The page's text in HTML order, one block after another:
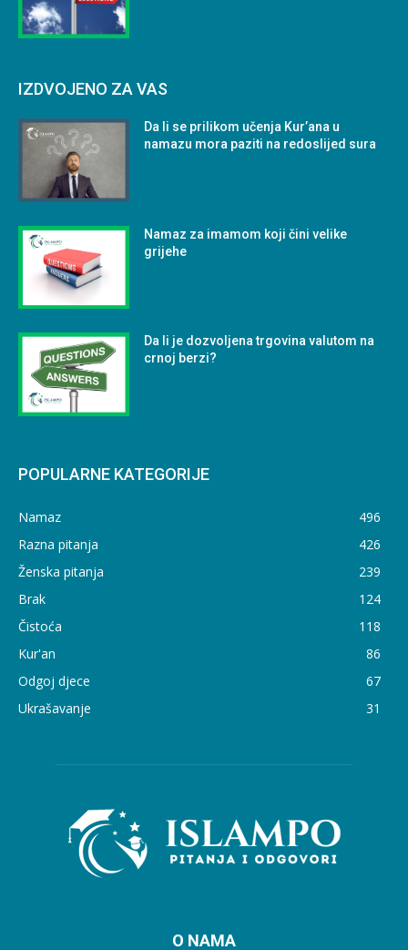
IZDVOJENO ZA VAS
Da li se prilikom učenja Kur’ana u
namazu mora paziti na redoslijed sura
Namaz za imamom koji čini velike
grijehe
Da li je dozvoljena trgovina valutom na
crnoj berzi?
POPULARNE KATEGORIJE
Namaz
496
Razna pitanja
426
Ženska pitanja
239
Brak
124
Čistoća
118
Kur'an
86
Odgoj djece
67
Ukrašavanje
31
O NAMA